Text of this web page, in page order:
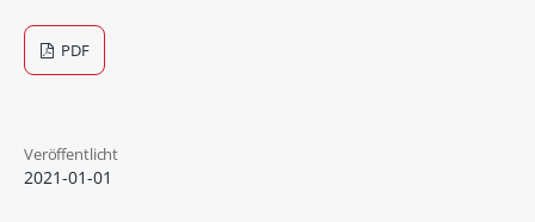
PDF
Veröffentlicht
2021-01-01